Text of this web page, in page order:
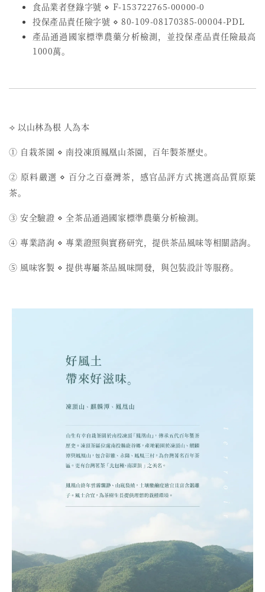
食品業者登錄字號 ⋄ F-153722765-00000-0
投保產品責任險字號 ⋄80-109-08170385-00004-PDL
產品通過國家標準農藥分析檢測，並投保產品責任險最高
1000萬。
⟢ 以山林為根 人為本
① 自栽茶園 ⋄ 南投凍頂鳳凰山茶園，百年製茶歷史。
② 原料嚴選 ⋄ 百分之百臺灣茶，感官品評方式挑選高品質原葉
茶。
③ 安全驗證 ⋄ 全茶品通過國家標準農藥分析檢測。
④ 專業諮詢 ⋄ 專業證照與實務研究，提供茶品風味等相關諮詢。
⑤ 風味客製 ⋄ 提供專屬茶品風味開發，與包裝設計等服務。